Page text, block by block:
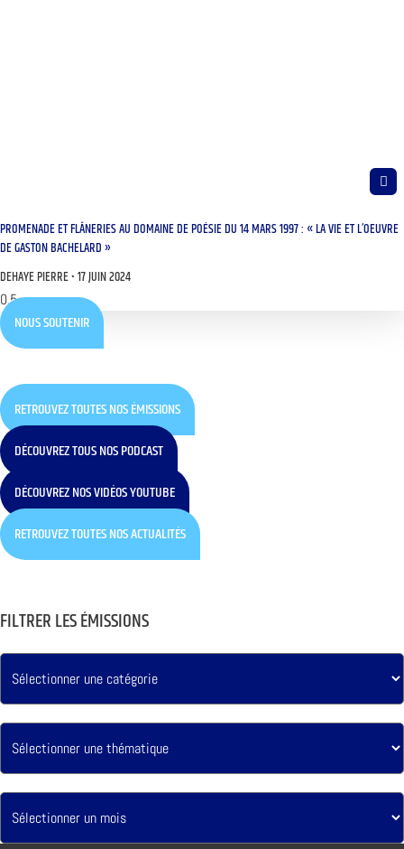
PROMENADE ET FLÂNERIES AU DOMAINE DE POÉSIE DU 14 MARS 1997 : « LA VIE ET L’OEUVRE
DE GASTON BACHELARD »
DEHAYE PIERRE 17 JUIN 2024
NOUS SOUTENIR
RETROUVEZ TOUTES NOS ÉMISSIONS
DÉCOUVREZ TOUS NOS PODCAST
DÉCOUVREZ NOS VIDÉOS YOUTUBE
RETROUVEZ TOUTES NOS ACTUALITÉS
FILTRER LES ÉMISSIONS